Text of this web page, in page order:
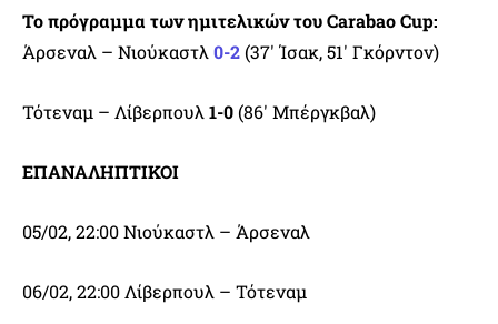
Το πρόγραμμα των ημιτελικών του Carabao Cup:
Άρσεναλ – Νιούκαστλ 0-2(37′ Ίσακ, 51′ Γκόρντον)
Τότεναμ – Λίβερπουλ 1-0(86′ Μπέργκβαλ)
ΕΠΑΝΑΛΗΠΤΙΚΟΙ
05/02, 22:00 Νιούκαστλ – Άρσεναλ
06/02, 22:00 Λίβερπουλ – Τότεναμ